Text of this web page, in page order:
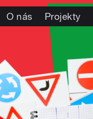
O nás Projekty